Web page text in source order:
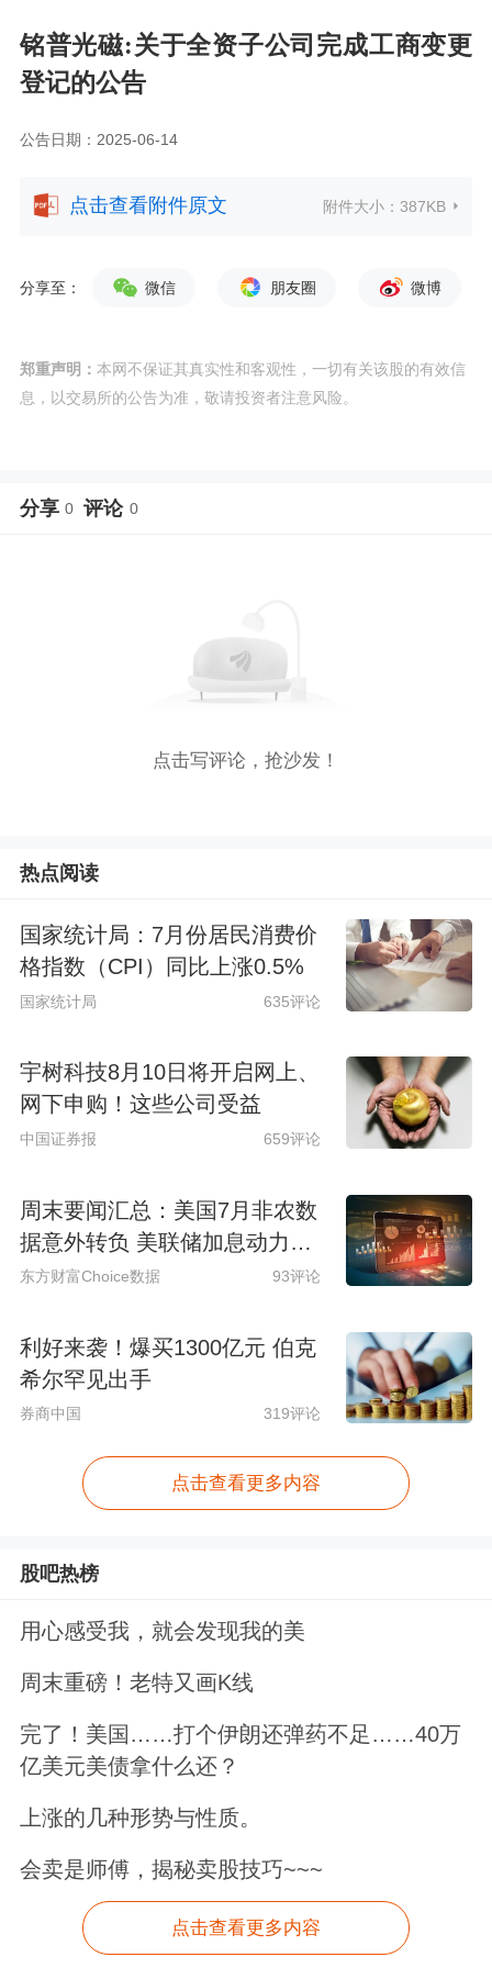
铭普光磁:关于全资子公司完成工商变更
登记的公告
公告日期：2025-06-14
点击查看附件原文 附件大小： 387KB
分享至： 微信 朋友圈 微博
郑重声明： 本网不保证其真实性和客观性，一切有关该股的有效信
息，以交易所的公告为准，敬请投资者注意风险。
分享 0 评论 0
点击写评论，抢沙发！
热点阅读
国家统计局：7月份居民消费价
格指数（CPI）同比上涨0.5%
国家统计局 635评论
宇树科技8月10日将开启网上、
网下申购！这些公司受益
中国证券报 659评论
周末要闻汇总：美国7月非农数
据意外转负 美联储加息动力骤
减
东方财富Choice数据 93评论
利好来袭！爆买1300亿元 伯克
希尔罕见出手
券商中国 319评论
点击查看更多内容
股吧热榜
用心感受我，就会发现我的美
周末重磅！老特又画K线
完了！美国……打个伊朗还弹药不足……40万
亿美元美债拿什么还？
上涨的几种形势与性质。
会卖是师傅，揭秘卖股技巧~~~
点击查看更多内容